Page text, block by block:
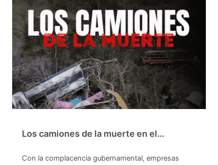
Los camiones de la muerte en el…
Con la complacencia gubernamental, empresas